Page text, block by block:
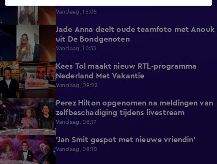
Vandaag, 15:05
0:39
Jade Anna deelt oude teamfoto met Anouk
uit De Bondgenoten
Vandaag, 10:33
3:12
Kees Tol maakt nieuw RTL-programma
Nederland Met Vakantie
Vandaag, 09:22
3:42
Perez Hilton opgenomen na meldingen van
zelfbeschadiging tijdens livestream
Vandaag, 08:17
1:42 'Jan Smit gespot met nieuwe vriendin'
Vandaag, 08:10